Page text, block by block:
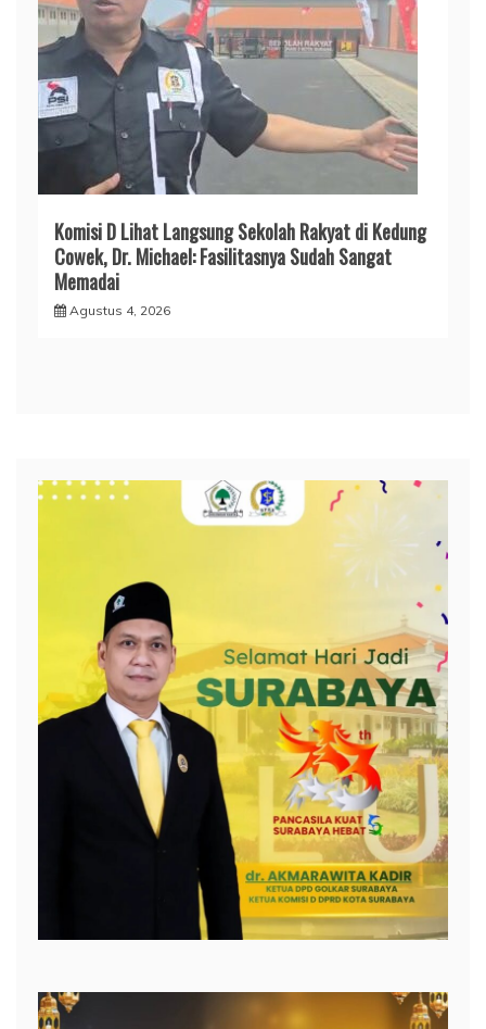
Komisi D Lihat Langsung Sekolah Rakyat di Kedung
Cowek, Dr. Michael: Fasilitasnya Sudah Sangat
Memadai
Agustus 4, 2026